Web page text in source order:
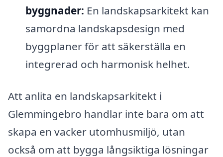
byggnader: En landskapsarkitekt kan
samordna landskapsdesign med
byggplaner för att säkerställa en
integrerad och harmonisk helhet.
Att anlita en landskapsarkitekt i
Glemmingebro handlar inte bara om att
skapa en vacker utomhusmiljö, utan
också om att bygga långsiktiga lösningar